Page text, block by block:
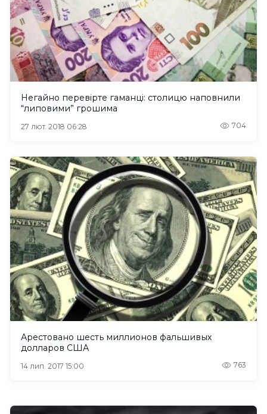
Негайно перевірте гаманці: столицю наповнили
“липовими” грошима
27 лют. 2018 06:28 704
Арестовано шесть миллионов фальшивых
долларов США
14 лип. 2017 15:00 763